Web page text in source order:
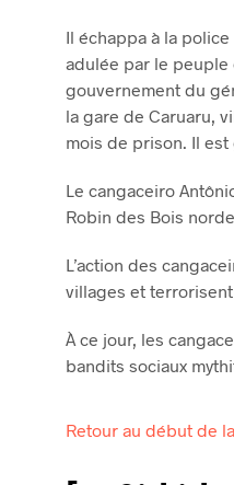
Il échappa à la
adulée par le peuple
gouvernement du
la gare de Caruaru,
mois de prison. Il est
Le cangaceiro
Robin des Bois
L’action des
villages et
À ce jour, les
bandits sociaux
Retour au début de